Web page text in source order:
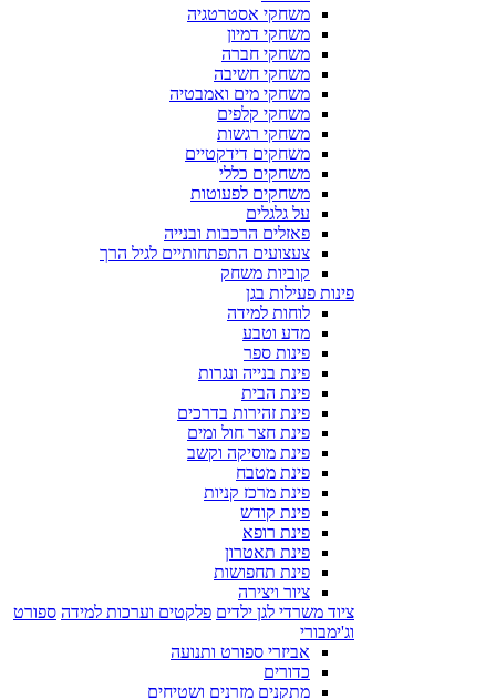
משחקי אסטרטגיה
משחקי דמיון
משחקי חברה
משחקי חשיבה
משחקי מים ואמבטיה
משחקי קלפים
משחקי רגשות
משחקים דידקטיים
משחקים כללי
משחקים לפעוטות
על גלגלים
פאזלים הרכבות ובנייה
צעצועים התפתחותיים לגיל הרך
קוביות משחק
פינות פעילות בגן
לוחות למידה
מדע וטבע
פינות ספר
פינת בנייה ונגרות
פינת הבית
פינת זהירות בדרכים
פינת חצר חול ומים
פינת מוסיקה וקשב
פינת מטבח
פינת מרכז קניות
פינת קודש
פינת רופא
פינת תאטרון
פינת תחפושות
ציור ויצירה
ציוד משרדי לגן ילדים פלקטים וערכות למידה ספורט
וג'ימבורי
אביזרי ספורט ותנועה
כדורים
מתקנים מזרנים ושטיחים